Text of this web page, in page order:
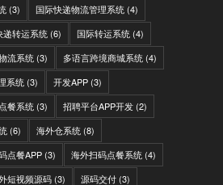
(3) 国际快递物流管理系统 (4)
递转运系统 (6) 国际转运系统 (4)
流系统 (3) 多语言跨境商城系统 (4)
系统 (3) 开发APP(3)
餐系统 (3) 招聘平台APP开发(2)
(6) 海外仓系统 (8)
点餐APP(3) 海外扫码点餐系统 (4)
短视频源码(3) 源码交付(3)